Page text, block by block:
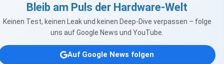
Bleib am Puls der Hardware-Welt
Keinen Test, keinen Leak und keinen Deep-Dive verpassen – folge
uns auf Google News und YouTube.
Auf Google News folgen